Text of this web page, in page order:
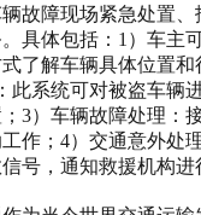
故障现场紧急处置
具体包括：1）车主
了解车辆具体位置和
此系统可对被盗车辆
3）车辆故障处理：
作；4）交通意外处
号，通知救援机构进